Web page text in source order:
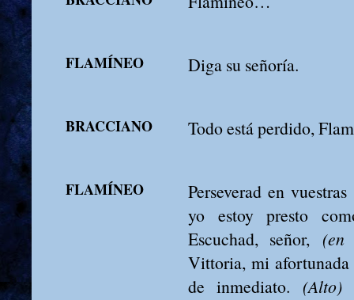
FLAMÍNEO Diga su señoría.
BRACCIANO Todo está perdido,
FLAMÍNEO
Perseverad en
yo estoy presto
Escuchad, señor, (en
Vittoria, mi
de inmediato. (Alto)